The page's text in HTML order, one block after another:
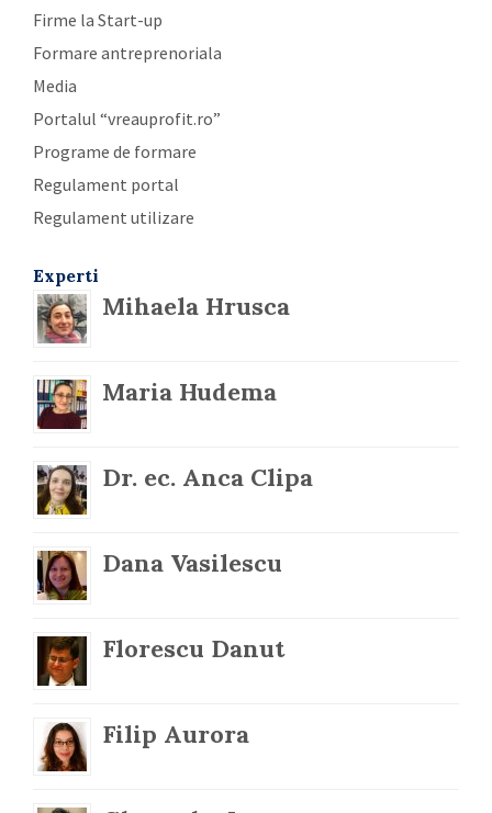
Firme la Start-up
Formare antreprenoriala
Media
Portalul “vreauprofit.ro”
Programe de formare
Regulament portal
Regulament utilizare
Experti
Mihaela Hrusca
Maria Hudema
Dr. ec. Anca Clipa
Dana Vasilescu
Florescu Danut
Filip Aurora